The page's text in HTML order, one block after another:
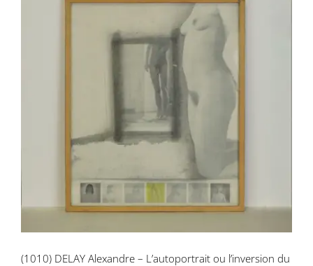
(1010) DELAY Alexandre – L’autoportrait
ou l’inversion du sujet
(1010) DELAY Alexandre – L’autoportrait ou l’inversion du